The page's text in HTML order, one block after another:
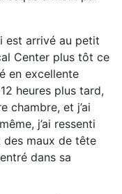
est arrivé au petit
Center plus tôt ce
en excellente
heures plus tard,
chambre, et j’ai
j’ai ressenti
maux de tête
dans sa